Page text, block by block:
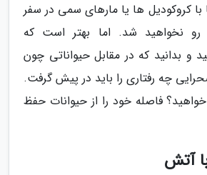
با کروکودیل ها یا مارهای سمی در سفر
رو نخواهید شد. اما بهتر است که
و بدانید که در مقابل حیواناتی چون
چه رفتاری را باید در پیش گرفت.
فاصله خود را از حیوانات حفظ